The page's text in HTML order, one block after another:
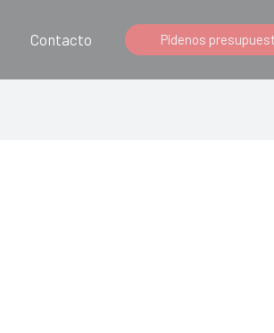
Contacto Pídenos